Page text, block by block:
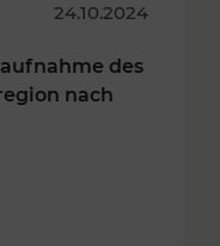
24.10.2024
des
nach